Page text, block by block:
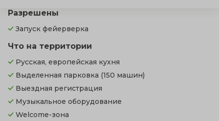
Разрешены
Запуск фейерверка
Что на территории
Русская, европейская кухня
Выделенная парковка (150 машин)
Выездная регистрация
Музыкальное оборудование
Welcome-зона